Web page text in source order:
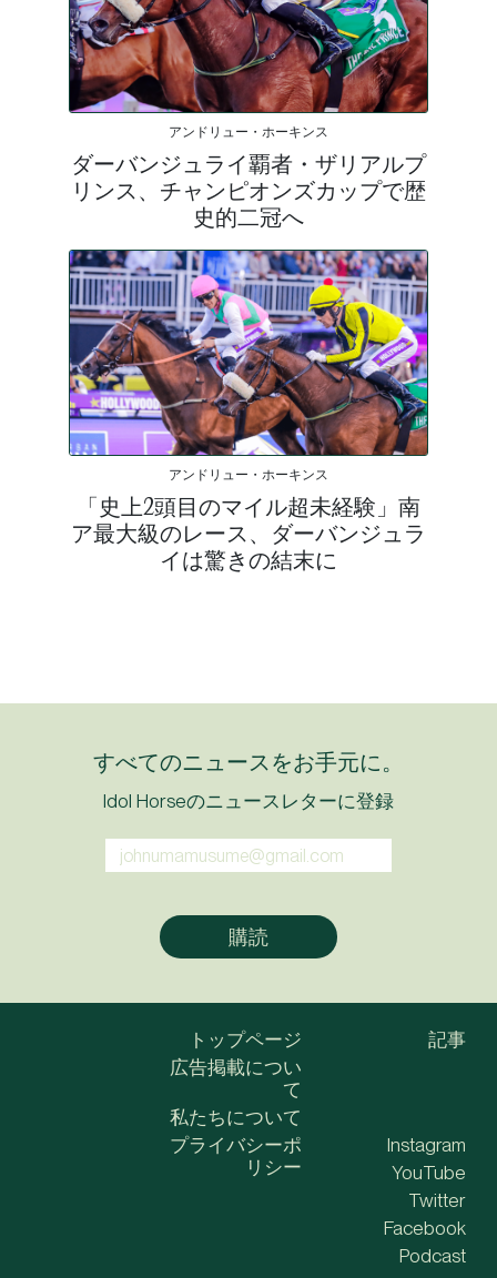
アンドリュー・ホーキンス
ダーバンジュライ覇者・ザリアルプ
リンス、チャンピオンズカップで歴
史的二冠へ
アンドリュー・ホーキンス
「史上2頭目のマイル超未経験」南
ア最大級のレース、ダーバンジュラ
イは驚きの結末に
すべてのニュースをお手元に。
Idol Horseのニュースレターに登録
トップページ
広告掲載につい
て
私たちについて
記事
プライバシーポ
リシー
Instagram
YouTube
Twitter
Facebook
Podcast